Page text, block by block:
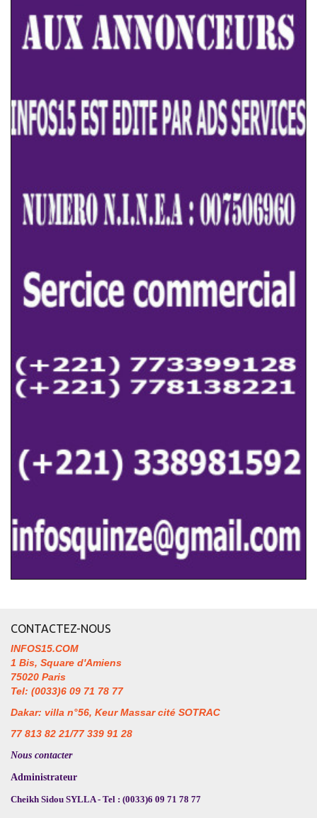
CONTACTEZ-NOUS
INFOS15.COM
1 Bis, Square d'Amiens
75020 Paris
Tel: (0033)6 09 71 78 77
Dakar: villa n°56, Keur Massar cité SOTRAC
77 813 82 21/77 339 91 28
Nous contacter
Administrateur
Cheikh Sidou SYLLA - Tel : (0033)6 09 71 78 77